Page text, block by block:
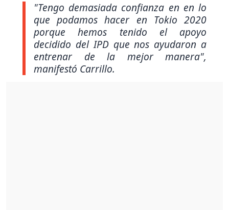
"Tengo demasiada confianza en en lo
que podamos hacer en Tokio 2020
porque hemos tenido el apoyo
decidido del IPD que nos ayudaron a
entrenar de la mejor manera",
manifestó Carrillo.